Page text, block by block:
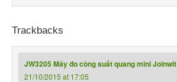
Trackbacks
JW3205 Máy đo công suất quang mini Joinwit
21/10/2015 at 17:05